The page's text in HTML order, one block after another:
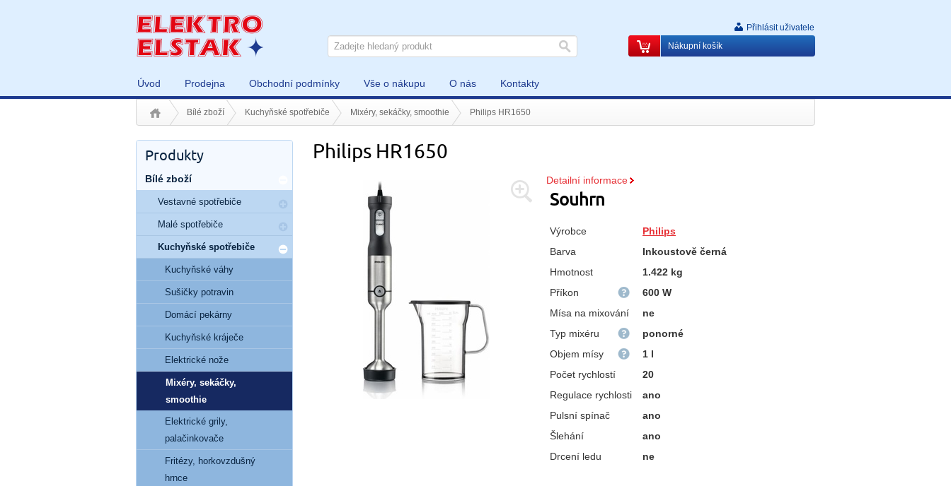
Úvod Prodejna Obchodní podmínky Vše o nákupu O nás Kontakty
Přihlásit uživatele
Nákupní košík
Bílé zboží Kuchyňské spotřebiče Mixéry, sekáčky, smoothie Philips HR1650
Philips HR1650
Detailní informace
Souhrn
Výrobce
Philips
Barva
Inkoustově černá
Hmotnost
1.422 kg
Příkon
600 W
Mísa na mixování
ne
Typ mixéru
ponorné
Objem mísy
1 l
Počet rychlostí
20
Regulace rychlosti
ano
Pulsní spínač
ano
Šlehání
ano
Drcení ledu
ne
Produkty
Bílé zboží
Vestavné spotřebiče
Malé spotřebiče
Kuchyňské spotřebiče
Kuchyňské váhy
Sušičky potravin
Domácí pekárny
Kuchyňské kráječe
Elektrické nože
Mixéry, sekáčky,
smoothie
Elektrické grily,
palačinkovače
Fritézy, horkovzdušný
hrnce